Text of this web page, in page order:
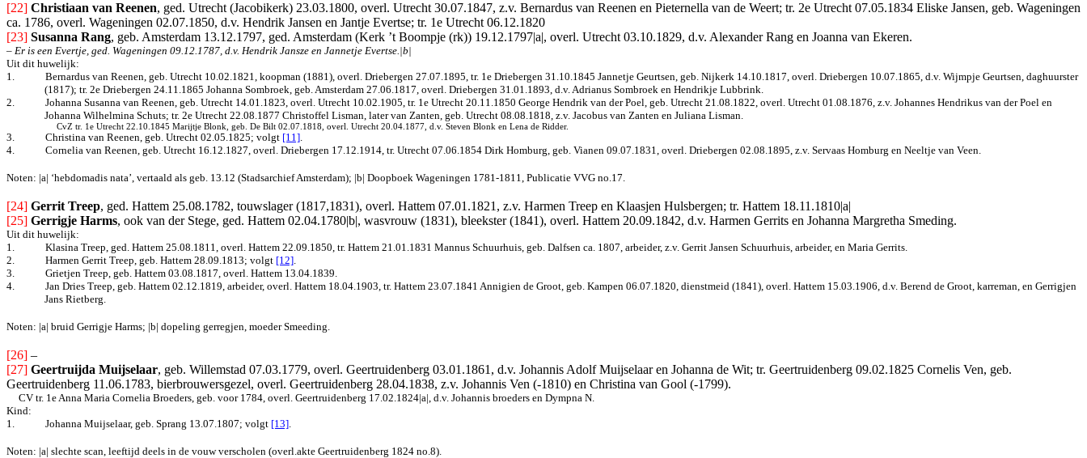
[22] Christiaan van Reenen, ged. Utrecht (Jacobikerk) 23.03.1800, overl. Utrecht 30.07.1847, z.v. Bernardus van Reenen en Pieternella van de Weert; tr. 2e Utrecht 07.05.1834 Eliske Jansen, geb. Wageningen
ca. 1786, overl. Wageningen 02.07.1850, d.v. Hendrik Jansen en Jantje Evertse; tr. 1e Utrecht 06.12.1820
[23] Susanna Rang, geb. Amsterdam 13.12.1797, ged. Amsterdam (Kerk ’t Boompje (rk)) 19.12.1797|a|, overl. Utrecht 03.10.1829, d.v. Alexander Rang en Joanna van Ekeren.
– Er is een Evertje, ged. Wageningen 09.12.1787, d.v. Hendrik Jansze en Jannetje Evertse.|b|
Uit dit huwelijk:
1.
Bernardus van Reenen, geb. Utrecht 10.02.1821, koopman (1881), overl. Driebergen 27.07.1895, tr. 1e Driebergen 31.10.1845 Jannetje Geurtsen, geb. Nijkerk 14.10.1817, overl. Driebergen 10.07.1865, d.v. Wijmpje Geurtsen, daghuurster
(1817); tr. 2e Driebergen 24.11.1865 Johanna Sombroek, geb. Amsterdam 27.06.1817, overl. Driebergen 31.01.1893, d.v. Adrianus Sombroek en Hendrikje Lubbrink.
2.
Johanna Susanna van Reenen, geb. Utrecht 14.01.1823, overl. Utrecht 10.02.1905, tr. 1e Utrecht 20.11.1850 George Hendrik van der Poel, geb. Utrecht 21.08.1822, overl. Utrecht 01.08.1876, z.v. Johannes Hendrikus van der Poel en
Johanna Wilhelmina Schuts; tr. 2e Utrecht 22.08.1877 Christoffel Lisman, later van Zanten, geb. Utrecht 08.08.1818, z.v. Jacobus van Zanten en Juliana Lisman.
CvZ tr. 1e Utrecht 22.10.1845 Marijtje Blonk, geb. De Bilt 02.07.1818, overl. Utrecht 20.04.1877, d.v. Steven Blonk en Lena de Ridder.
3. Christina van Reenen, geb. Utrecht 02.05.1825; volgt [11].
4.
Cornelia van Reenen, geb. Utrecht 16.12.1827, overl. Driebergen 17.12.1914, tr. Utrecht 07.06.1854 Dirk Homburg, geb. Vianen 09.07.1831, overl. Driebergen 02.08.1895, z.v. Servaas Homburg en Neeltje van Veen.
Noten: |a| ‘hebdomadis nata’, vertaald als geb. 13.12 (Stadsarchief Amsterdam); |b| Doopboek Wageningen 1781-1811, Publicatie VVG no.17.
[24] Gerrit Treep, ged. Hattem 25.08.1782, touwslager (1817,1831), overl. Hattem 07.01.1821, z.v. Harmen Treep en Klaasjen Hulsbergen; tr. Hattem 18.11.1810|a|
[25] Gerrigje Harms, ook van der Stege, ged. Hattem 02.04.1780|b|, wasvrouw (1831), bleekster (1841), overl. Hattem 20.09.1842, d.v. Harmen Gerrits en Johanna Margretha Smeding.
Uit dit huwelijk:
1.
Klasina Treep, ged. Hattem 25.08.1811, overl. Hattem 22.09.1850, tr. Hattem 21.01.1831 Mannus Schuurhuis, geb. Dalfsen ca. 1807, arbeider, z.v. Gerrit Jansen Schuurhuis, arbeider, en Maria Gerrits.
2.
Harmen Gerrit Treep, geb. Hattem 28.09.1813; volgt [12].
3.
Grietjen Treep, geb. Hattem 03.08.1817, overl. Hattem 13.04.1839.
4.
Jan Dries Treep, geb. Hattem 02.12.1819, arbeider, overl. Hattem 18.04.1903, tr. Hattem 23.07.1841 Annigien de Groot, geb. Kampen 06.07.1820, dienstmeid (1841), overl. Hattem 15.03.1906, d.v. Berend de Groot, karreman, en Gerrigjen
Jans Rietberg.
Noten: |a| bruid Gerrigje Harms; |b| dopeling gerregjen, moeder Smeeding.
[26] –
[27] Geertruijda Muijselaar, geb. Willemstad 07.03.1779, overl. Geertruidenberg 03.01.1861, d.v. Johannis Adolf Muijselaar en Johanna de Wit; tr. Geertruidenberg 09.02.1825 Cornelis Ven, geb.
Geertruidenberg 11.06.1783, bierbrouwersgezel, overl. Geertruidenberg 28.04.1838, z.v. Johannis Ven (-1810) en Christina van Gool (-1799).
CV tr. 1e Anna Maria Cornelia Broeders, geb. voor 1784, overl. Geertruidenberg 17.02.1824|a|, d.v. Johannis broeders en Dympna N.
Kind:
1.
Johanna Muijselaar, geb. Sprang 13.07.1807; volgt [13].
Noten: |a| slechte scan, leeftijd deels in de vouw verscholen (overl.akte Geertruidenberg 1824 no.8).